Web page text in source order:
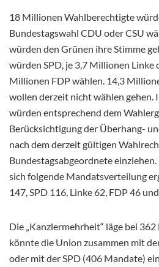
18 Millionen Wahlberechtigte
Bundestagswahl CDU oder CSU
würden den Grünen ihre Stimme
würden SPD, je 3,7 Millionen Linke
Millionen FDP wählen. 14,3
wollen derzeit nicht wählen gehen.
würden entsprechend dem
Berücksichtigung der Überhang-
nach dem derzeit gültigen
Bundestagsabgeordnete
sich folgende Mandatsverteilung
147, SPD 116, Linke 62, FDP 46
Die „Kanzlermehrheit“ läge bei
könnte die Union zusammen mit
oder mit der SPD (406 Mandate)